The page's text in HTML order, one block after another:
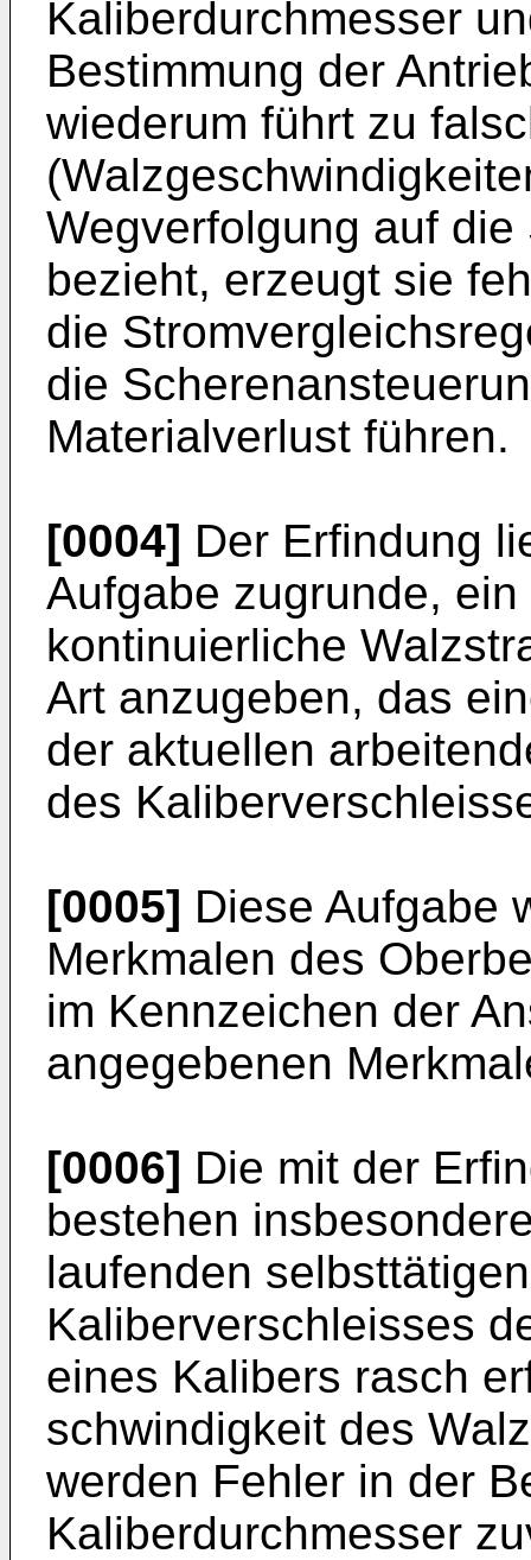
Kaliberdurchmesser
Bestimmung der
wiederum führt zu
Wegverfolgung auf
bezieht, erzeugt sie
die
die
Materialverlust führen.
[0004] Der Erfindung
Aufgabe zugrun­de,
kontinuierliche
Art anzugeben, das
der aktuellen
des
[0005] Diese Aufgabe
Merkmalen des
im Kennzeichen der
angegebenen
[0006] Die mit der
bestehen
laufenden
Kaliberverschleisses
eines Kalibers rasch
schwindigkeit des
werden Fehler in der
Kaliberdurch­messer